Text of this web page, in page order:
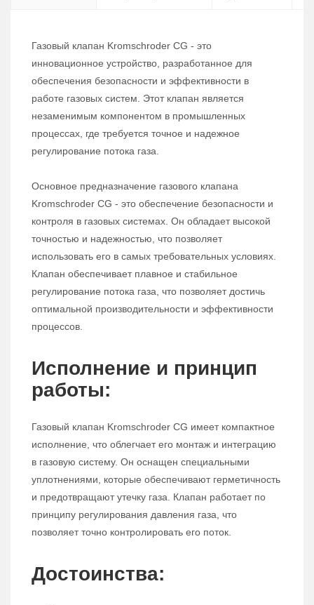
Газовый клапан Kromschroder CG - это
инновационное устройство, разработанное для
обеспечения безопасности и эффективности в
работе газовых систем. Этот клапан является
незаменимым компонентом в промышленных
процессах, где требуется точное и надежное
регулирование потока газа.
Основное предназначение газового клапана
Kromschroder CG - это обеспечение безопасности и
контроля в газовых системах. Он обладает высокой
точностью и надежностью, что позволяет
использовать его в самых требовательных условиях.
Клапан обеспечивает плавное и стабильное
регулирование потока газа, что позволяет достичь
оптимальной производительности и эффективности
процессов.
Исполнение и принцип
работы:
Газовый клапан Kromschroder CG имеет компактное
исполнение, что облегчает его монтаж и интеграцию
в газовую систему. Он оснащен специальными
уплотнениями, которые обеспечивают герметичность
и предотвращают утечку газа. Клапан работает по
принципу регулирования давления газа, что
позволяет точно контролировать его поток.
Достоинства: